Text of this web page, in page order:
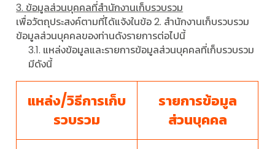
3. ข้อมูลส่วนบุคคลที่สํานักงานเก็บรวบรวม
เพื่อวัตถุประสงค์ตามที่ได้แจ้งในข้อ 2. สํานักงานเก็บรวบรวม
ข้อมูลส่วนบุคคลของท่านดังรายการต่อไปนี้
3.1. แหล่งข้อมูลและรายการข้อมูลส่วนบุคคลที่เก็บรวบรวม
มีดังนี้
แหล่ง/วิธีการเก็บ
รวบรวม
รายการข้อมูล
ส่วนบุคคล